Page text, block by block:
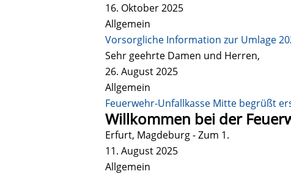
16. Oktober 2025
Allgemein
Vorsorgliche Information zur Umlage
Sehr geehrte Damen und Herren,
26. August 2025
Allgemein
Feuerwehr-Unfallkasse Mitte begrüßt
Willkommen bei der
Erfurt, Magdeburg - Zum 1.
11. August 2025
Allgemein